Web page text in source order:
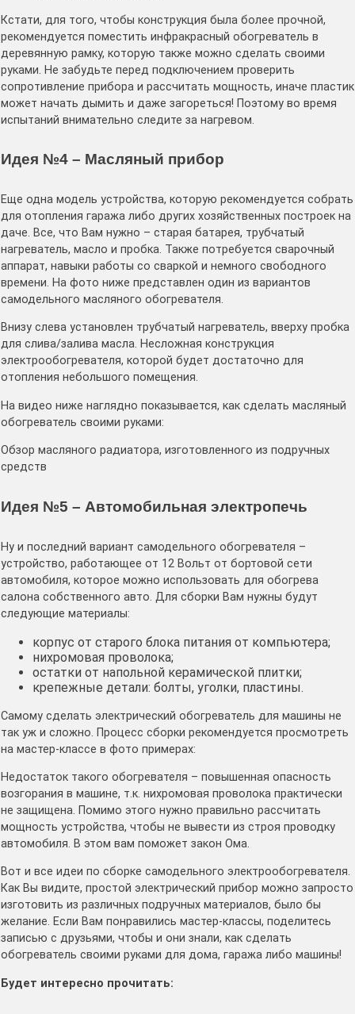
Кстати, для того, чтобы конструкция была более прочной,
рекомендуется поместить инфракрасный обогреватель в
деревянную рамку, которую также можно сделать своими
руками. Не забудьте перед подключением проверить
сопротивление прибора и рассчитать мощность, иначе пластик
может начать дымить и даже загореться! Поэтому во время
испытаний внимательно следите за нагревом.
Идея №4 – Масляный прибор
Еще одна модель устройства, которую рекомендуется собрать
для отопления гаража либо других хозяйственных построек на
даче. Все, что Вам нужно – старая батарея, трубчатый
нагреватель, масло и пробка. Также потребуется сварочный
аппарат, навыки работы со сваркой и немного свободного
времени. На фото ниже представлен один из вариантов
самодельного масляного обогревателя.
Внизу слева установлен трубчатый нагреватель, вверху пробка
для слива/залива масла. Несложная конструкция
электрообогревателя, которой будет достаточно для
отопления небольшого помещения.
На видео ниже наглядно показывается, как сделать масляный
обогреватель своими руками:
Обзор масляного радиатора, изготовленного из подручных
средств
Идея №5 – Автомобильная электропечь
Ну и последний вариант самодельного обогревателя –
устройство, работающее от 12 Вольт от бортовой сети
автомобиля, которое можно использовать для обогрева
салона собственного авто. Для сборки Вам нужны будут
следующие материалы:
корпус от старого блока питания от компьютера;
нихромовая проволока;
остатки от напольной керамической плитки;
крепежные детали: болты, уголки, пластины.
Самому сделать электрический обогреватель для машины не
так уж и сложно. Процесс сборки рекомендуется просмотреть
на мастер-классе в фото примерах:
Недостаток такого обогревателя – повышенная опасность
возгорания в машине, т.к. нихромовая проволока практически
не защищена. Помимо этого нужно правильно рассчитать
мощность устройства, чтобы не вывести из строя проводку
автомобиля. В этом вам поможет закон Ома.
Вот и все идеи по сборке самодельного электрообогревателя.
Как Вы видите, простой электрический прибор можно запросто
изготовить из различных подручных материалов, было бы
желание. Если Вам понравились мастер-классы, поделитесь
записью с друзьями, чтобы и они знали, как сделать
обогреватель своими руками для дома, гаража либо машины!
Будет интересно прочитать: